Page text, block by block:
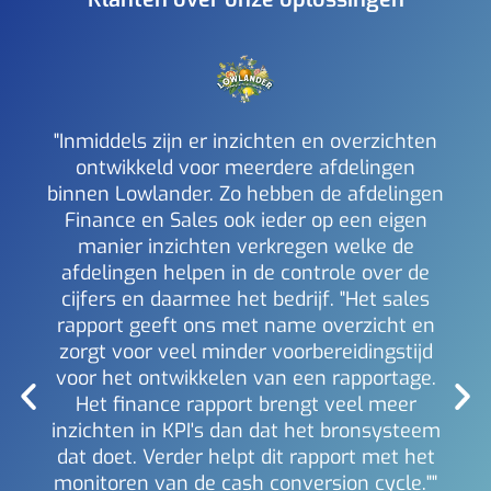
"Inmiddels zijn er inzichten en overzichten
ontwikkeld voor meerdere afdelingen
binnen Lowlander. Zo hebben de afdelingen
Finance en Sales ook ieder op een eigen
manier inzichten verkregen welke de
afdelingen helpen in de controle over de
cijfers en daarmee het bedrijf. "Het sales
rapport geeft ons met name overzicht en
zorgt voor veel minder voorbereidingstijd
voor het ontwikkelen van een rapportage.
Het finance rapport brengt veel meer
inzichten in KPI's dan dat het bronsysteem
dat doet. Verder helpt dit rapport met het
monitoren van de cash conversion cycle.""